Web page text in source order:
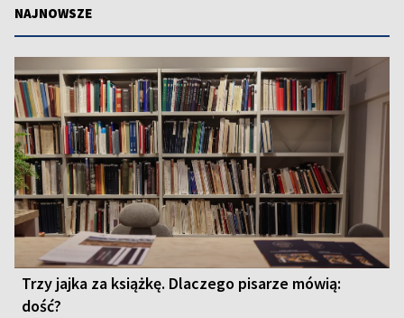
NAJNOWSZE
Trzy jajka za książkę. Dlaczego pisarze mówią:
dość?